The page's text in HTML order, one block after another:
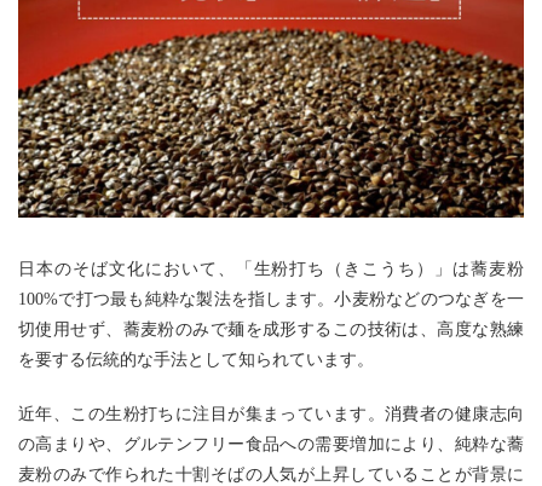
日本のそば文化において、「生粉打ち（きこうち）」は蕎麦粉
100%で打つ最も純粋な製法を指します。小麦粉などのつなぎを一
切使用せず、蕎麦粉のみで麺を成形するこの技術は、高度な熟練
を要する伝統的な手法として知られています。
近年、この生粉打ちに注目が集まっています。消費者の健康志向
の高まりや、グルテンフリー食品への需要増加により、純粋な蕎
麦粉のみで作られた十割そばの人気が上昇していることが背景に